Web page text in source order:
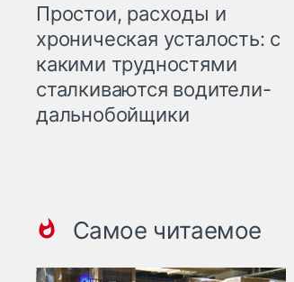
Простои, расходы и
хроническая усталость: с
какими трудностями
сталкиваются водители-
дальнобойщики
Самое читаемое